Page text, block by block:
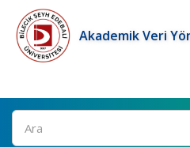
Akademik Veri
Ara